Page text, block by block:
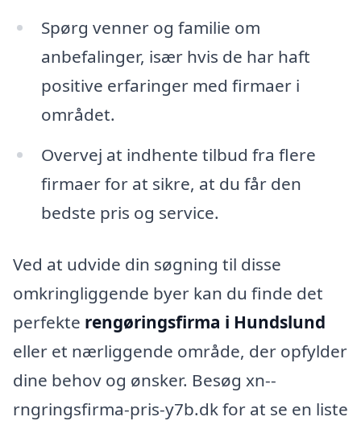
Spørg venner og familie om
anbefalinger, især hvis de har haft
positive erfaringer med firmaer i
området.
Overvej at indhente tilbud fra flere
firmaer for at sikre, at du får den
bedste pris og service.
Ved at udvide din søgning til disse
omkringliggende byer kan du finde det
perfekte rengøringsfirma i Hundslund
eller et nærliggende område, der opfylder
dine behov og ønsker. Besøg xn--
rngringsfirma-pris-y7b.dk for at se en liste